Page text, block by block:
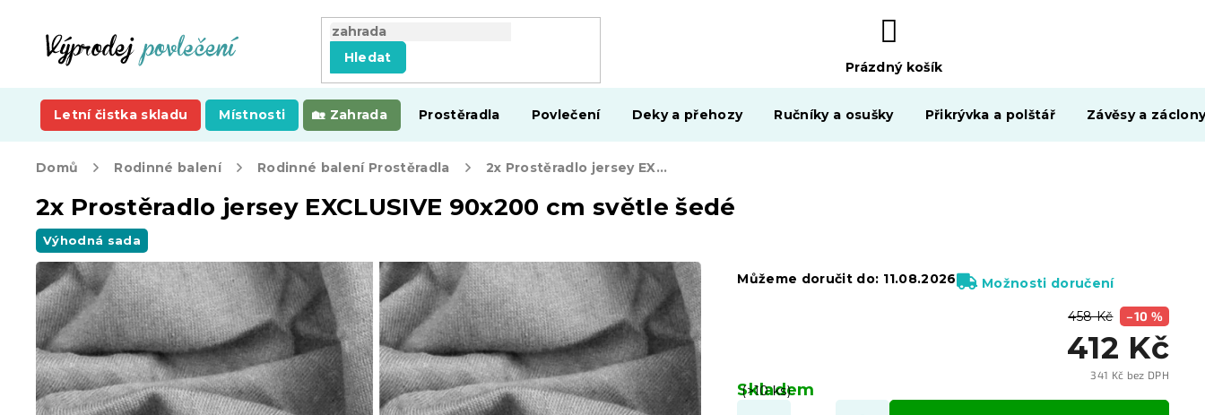
Hledat
NÁKUPNÍ
KOŠÍK
Prázdný košík
Letní čistka skladu Místnosti Zahrada Prostěradla Povlečení Deky a přehozy Ručníky a osušky Přikrývka a polštář Závěsy a
Domů Rodinné balení Rodinné balení Prostěradla 2x Prostěradlo jersey EXCLUSIVE 90x200 cm světle šedé
2x Prostěradlo jersey EXCLUSIVE 90x200 cm světle šedé
Výhodná sada
458 Kč –10 %
412 Kč
341 Kč bez DPH
cena:
Skladem
(>10 ks)
Můžeme doručit do: 11.08.2026 Možnosti doručení